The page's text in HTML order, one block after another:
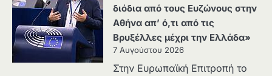
διόδια από τους Ευζώνους στην
Αθήνα απ’ ό,τι από τις
Βρυξέλλες μέχρι την Ελλάδα»
7 Αυγούστου 2026
Στην Ευρωπαϊκή Επιτροπή το